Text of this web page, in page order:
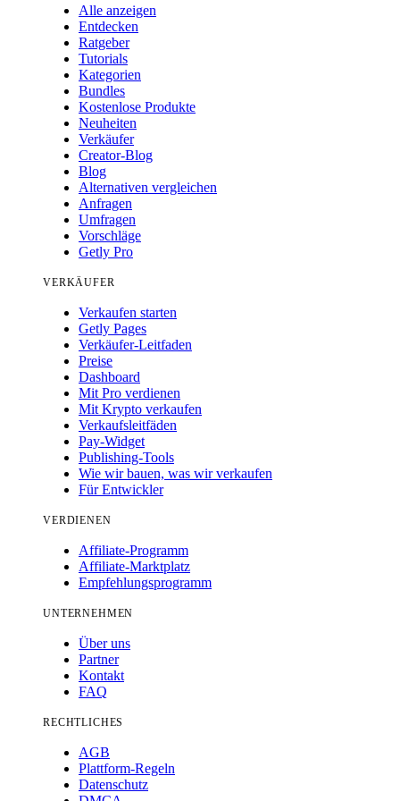
Alle anzeigen
Entdecken
Ratgeber
Tutorials
Kategorien
Bundles
Kostenlose Produkte
Neuheiten
Verkäufer
Creator-Blog
Blog
Alternativen vergleichen
Anfragen
Umfragen
Vorschläge
Getly Pro
VERKÄUFER
Verkaufen starten
Getly Pages
Verkäufer-Leitfaden
Preise
Dashboard
Mit Pro verdienen
Mit Krypto verkaufen
Verkaufsleitfäden
Pay-Widget
Publishing-Tools
Wie wir bauen, was wir verkaufen
Für Entwickler
VERDIENEN
Affiliate-Programm
Affiliate-Marktplatz
Empfehlungsprogramm
UNTERNEHMEN
Über uns
Partner
Kontakt
FAQ
RECHTLICHES
AGB
Plattform-Regeln
Datenschutz